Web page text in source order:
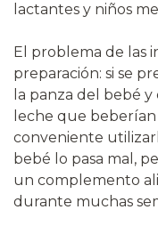
lactantes y niños
El problema de las
preparación: si se
la panza del bebé
leche que
conveniente
bebé lo pasa mal,
un complemento
durante muchas